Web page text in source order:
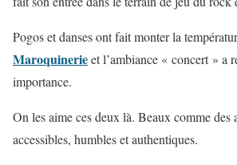
Pogos et danses ont fait monter la
Maroquinerieet l’ambiance « concert » a
importance.
On les aime ces deux là. Beaux comme des
accessibles, humbles et authentiques.